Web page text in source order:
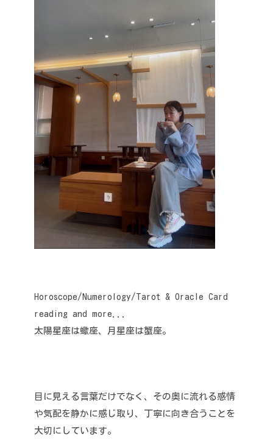
Horoscope/Numerology/Tarot & Oracle Card
reading and more...
太陽星座は蠍座、月星座は蟹座。
目に見える言葉だけでなく、その奥に流れる感情
や気配を静かに感じ取り、丁寧に向き合うことを
大切にしています。